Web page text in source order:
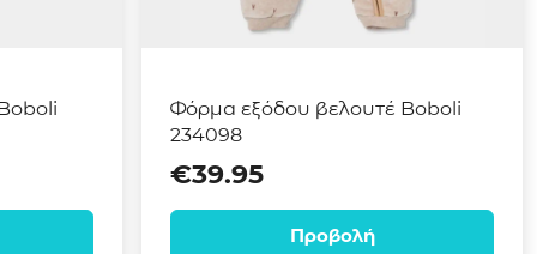
Φόρμα εξόδου βελουτέ Boboli
234098
€39.95
Προβολή